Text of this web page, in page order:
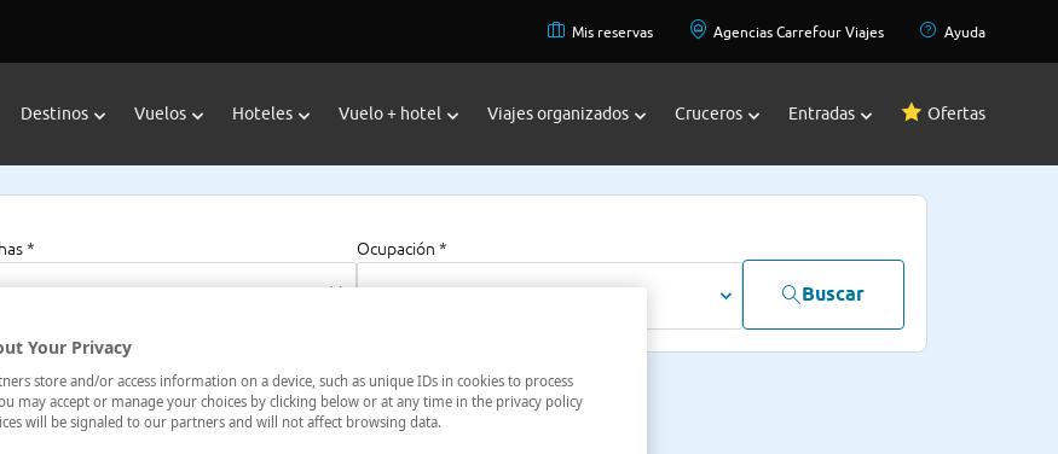
Mis reservas Agencias Carrefour Viajes Ayuda
Destinos Vuelos Hoteles Vuelo + hotel Viajes organizados Cruceros Entradas Ofertas
* Ocupación *
Buscar
Alpes-Costa Azul, Francia
Your Privacy
store and/or access information on a device, such as unique IDs in cookies to process
may accept or manage your choices by clicking below or at any time in the privacy policy
will be signaled to our partners and will not affect browsing data.